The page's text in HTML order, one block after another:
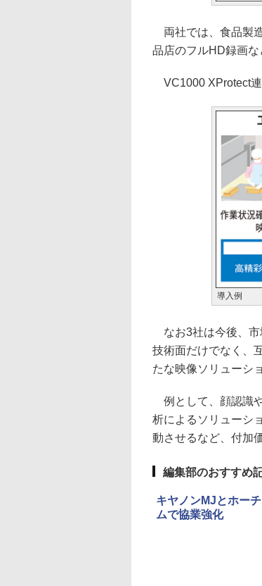
両社では、食品製
品店のフルHD録画な
VC1000 XProtect連
導入例
なお3社は今後、市
技術面だけでなく、
たな映像ソリューシ
例として、顔認識
析によるソリューシ
動させるなど、付加
編集部のおすすめ
キヤノンMJとホー
ムで協業強化